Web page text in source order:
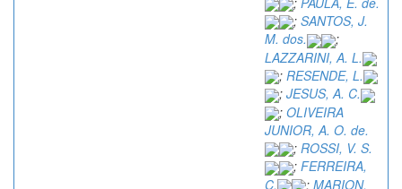
; SANTOS, J.
M. dos.
;
LAZZARINI, A. L.
; RESENDE, L.
; JESUS, A. C.
; OLIVEIRA
JUNIOR, A. O. de.
; ROSSI, V. S.
; FERREIRA,
C.
; MARION,